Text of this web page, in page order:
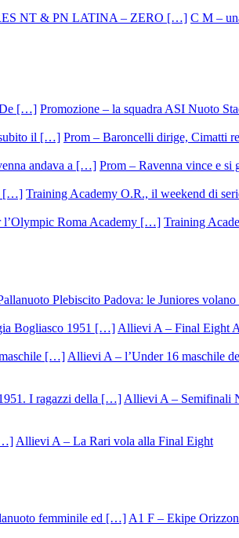
C M –
Promozione – la squadra ASI Nuoto
Prom – Baroncelli dirige, Cimatti
Prom – Ravenna vince e si
Training Academy O.R., il weekend di
Training
Plebiscito Padova: le Juniores
Allievi A – Final Eight
Allievi A – l’Under 16 maschile
Allievi A – Semifinali
Allievi A – La Rari vola alla Final Eight
A1 F – Ekipe